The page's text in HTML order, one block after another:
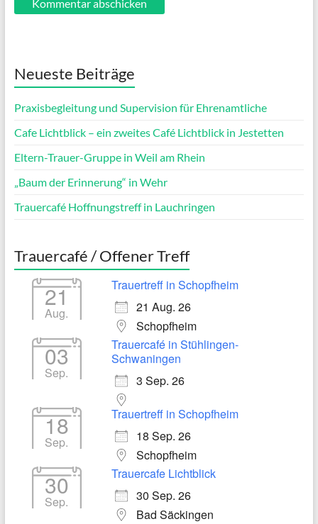
Neueste Beiträge
Praxisbegleitung und Supervision für Ehrenamtliche
Cafe Lichtblick – ein zweites Café Lichtblick in Jestetten
Eltern-Trauer-Gruppe in Weil am Rhein
„Baum der Erinnerung“ in Wehr
Trauercafé Hoffnungstreff in Lauchringen
Trauercafé / Offener Treff
21
Aug.
Trauertreff in Schopfheim
21 Aug. 26
Schopfheim
03
Sep.
Trauercafé in Stühlingen-
Schwaningen
3 Sep. 26
18
Sep.
Trauertreff in Schopfheim
18 Sep. 26
Schopfheim
30
Sep.
Trauercafe Lichtblick
30 Sep. 26
Bad Säckingen